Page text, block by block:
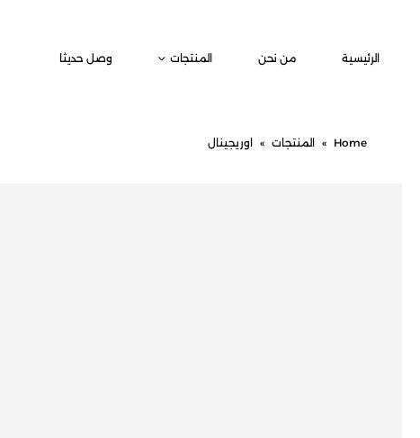
الرئيسية من نحن المنتجات وصل حديثا
Home
» المنتجات » اوريجينال